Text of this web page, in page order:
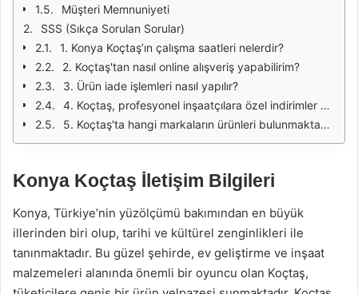
Müşteri Memnuniyeti
SSS (Sıkça Sorulan Sorular)
1. Konya Koçtaş’ın çalışma saatleri nelerdir?
2. Koçtaş'tan nasıl online alışveriş yapabilirim?
3. Ürün iade işlemleri nasıl yapılır?
4. Koçtaş, profesyonel inşaatçılara özel indirimler sunuyor mu?
5. Koçtaş'ta hangi markaların ürünleri bulunmaktadır?
Konya Koçtaş İletişim Bilgileri
Konya, Türkiye’nin yüzölçümü bakımından en büyük
illerinden biri olup, tarihi ve kültürel zenginlikleri ile
tanınmaktadır. Bu güzel şehirde, ev geliştirme ve inşaat
malzemeleri alanında önemli bir oyuncu olan Koçtaş,